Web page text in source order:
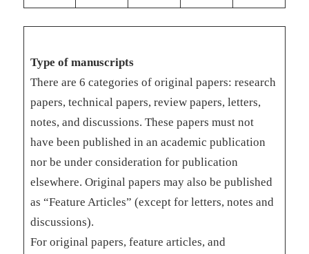
Type of manuscripts
There are 6 categories of original papers: research
papers, technical papers, review papers, letters,
notes, and discussions. These papers must not
have been published in an academic publication
nor be under consideration for publication
elsewhere. Original papers may also be published
as “Feature Articles” (except for letters, notes and
discussions).
For original papers, feature articles, and